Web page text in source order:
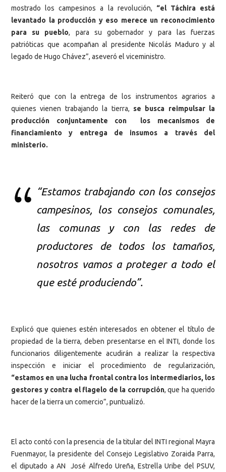
mostrado los campesinos a la revolución, “el Táchira está
levantado la producción y eso merece un reconocimiento
para su pueblo, para su gobernador y para las fuerzas
patrióticas que acompañan al presidente Nicolás Maduro y al
legado de Hugo Chávez”, aseveró el viceministro.
Reiteró que con la entrega de los instrumentos agrarios a
quienes vienen trabajando la tierra, se busca reimpulsar la
producción conjuntamente con los mecanismos de
financiamiento y entrega de insumos a través del
ministerio.
“Estamos trabajando con los consejos
campesinos, los consejos comunales,
las comunas y con las redes de
productores de todos los tamaños,
nosotros vamos a proteger a todo el
que esté produciendo”.
Explicó que quienes estén interesados en obtener el título de
propiedad de la tierra, deben presentarse en el INTI, donde los
funcionarios diligentemente acudirán a realizar la respectiva
inspección e iniciar el procedimiento de regularización,
“estamos en una lucha frontal contra los intermediarios, los
gestores y contra el flagelo de la corrupción, que ha querido
hacer de la tierra un comercio”, puntualizó.
El acto contó con la presencia de la titular del INTI regional Mayra
Fuenmayor, la presidente del Consejo Legislativo Zoraida Parra,
el diputado a AN José Alfredo Ureña, Estrella Uribe del PSUV,